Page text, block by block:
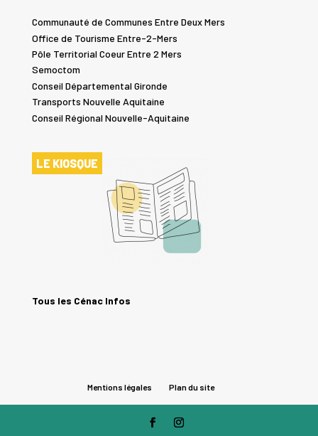
Communauté de Communes Entre Deux Mers
Office de Tourisme Entre-2-Mers
Pôle Territorial Coeur Entre 2 Mers
Semoctom
Conseil Départemental Gironde
Transports Nouvelle Aquitaine
Conseil Régional Nouvelle-Aquitaine
LE KIOSQUE
Tous les Cénac Infos
Mentions légales Plan du site